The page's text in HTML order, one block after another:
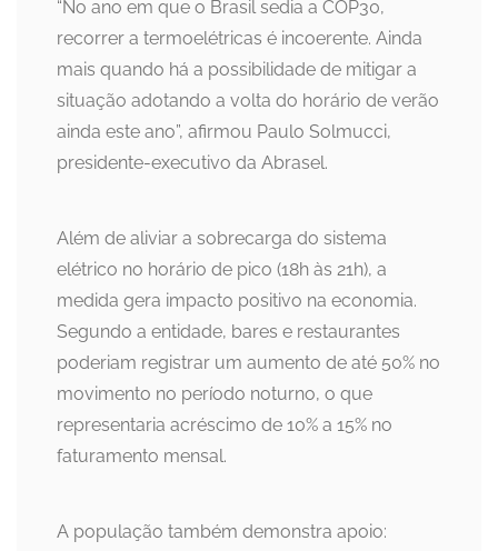
“No ano em que o Brasil sedia a COP30,
recorrer a termoelétricas é incoerente. Ainda
mais quando há a possibilidade de mitigar a
situação adotando a volta do horário de verão
ainda este ano”, afirmou Paulo Solmucci,
presidente-executivo da Abrasel.
Além de aliviar a sobrecarga do sistema
elétrico no horário de pico (18h às 21h), a
medida gera impacto positivo na economia.
Segundo a entidade, bares e restaurantes
poderiam registrar um aumento de até 50% no
movimento no período noturno, o que
representaria acréscimo de 10% a 15% no
faturamento mensal.
A população também demonstra apoio: